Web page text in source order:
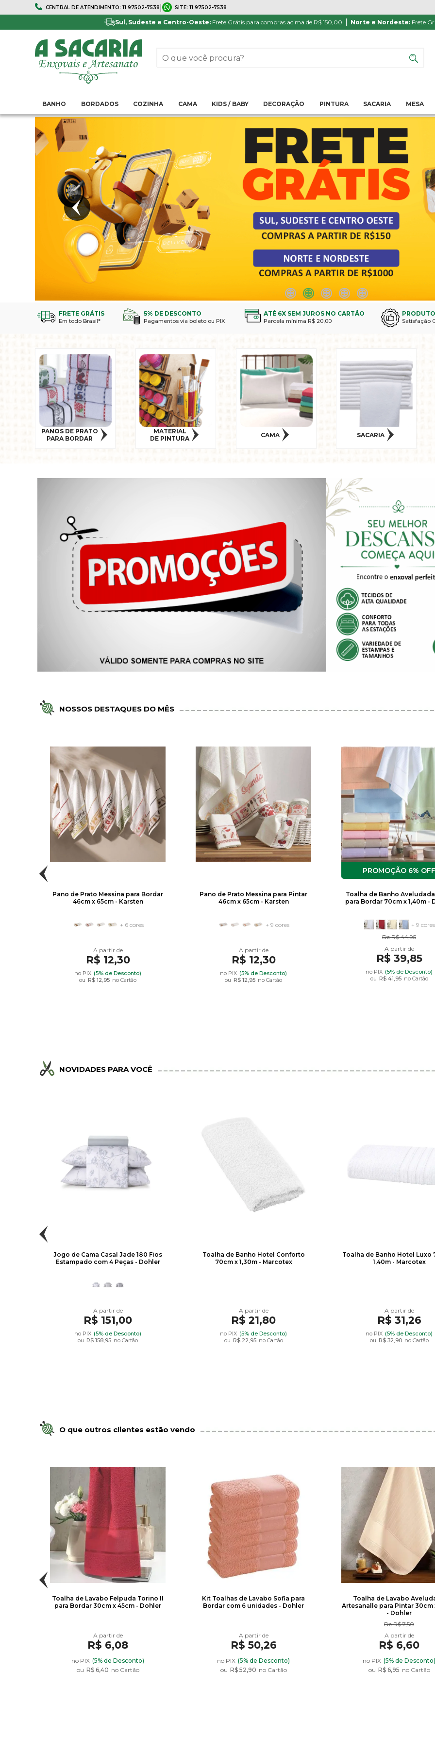
CENTRAL DE ATENDIMENTO: 11 97502-7538 SITE: 11 97502-7538
Sul, Sudeste e Centro-Oeste:Frete Grátis para compras acima de R$ 150,00 Norte e Nordeste:Frete
BANHO BORDADOS COZINHA CAMA KIDS / BABY DECORAÇÃO PINTURA SACARIA MESA
FRETE GRÁTIS
Em todo Brasil*
5% DE DESCONTO
Pagamentos via boleto ou PIX
ATÉ 6X SEM JUROS NO CARTÃO
Parcela mínima R$ 20,00 Satisfação
PANOS DE PRATO
PARA BORDAR
MATERIAL
DE PINTURA
CAMA SACARIA
NOSSOS DESTAQUES DO MÊS
Pano de Prato Messina para Bordar
46cm x 65cm - Karsten
+ 6 cores
R$ 12,30
no PIX (5% de Desconto)
ou R$ 12,95 no Cartão
Pano de Prato Messina para Pintar
46cm x 65cm - Karsten
+ 9 cores
R$ 12,30
no PIX (5% de Desconto)
ou R$ 12,95 no Cartão
6% OFF
Toalha de Banho
para Bordar 70cm x 1,40m -
+ 9 cores
DeR$ 44,95
R$ 39,85
no PIX (5% de Desconto)
ou R$ 41,95 no Cartão
NOVIDADES PARA VOCÊ
Jogo de Cama Casal Jade 180 Fios
Estampado com 4 Peças - Dohler
R$ 151,00
no PIX (5% de Desconto)
ou R$ 158,95 no Cartão
Toalha de Banho Hotel Conforto
70cm x 1,30m - Marcotex
R$ 21,80
no PIX (5% de Desconto)
ou R$ 22,95 no Cartão
Toalha de Banho Hotel Luxo
1,40m - Marcotex
R$ 31,26
no PIX (5% de Desconto)
ou R$ 32,90 no Cartão
O que outros clientes estão vendo
Toalha de Lavabo Felpuda Torino II
para Bordar 30cm x 45cm - Dohler
R$ 6,08
no PIX (5% de Desconto)
ou R$ 6,40 no Cartão
Kit Toalhas de Lavabo Sofia para
Bordar com 6 unidades - Dohler
R$ 50,26
no PIX (5% de Desconto)
ou R$ 52,90 no Cartão
Toalha de Lavabo
Artesanalle para Pintar 30cm
- Dohler
DeR$ 7,50
R$ 6,60
no PIX (5% de Desconto)
ou R$ 6,95 no Cartão